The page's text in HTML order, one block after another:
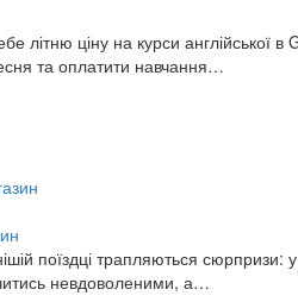
літню ціну на курси
та оплатити навчання…
поїздці трапляються
невдоволеними, а…